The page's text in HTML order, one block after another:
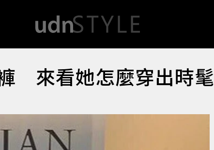
來看她怎麼穿出時髦